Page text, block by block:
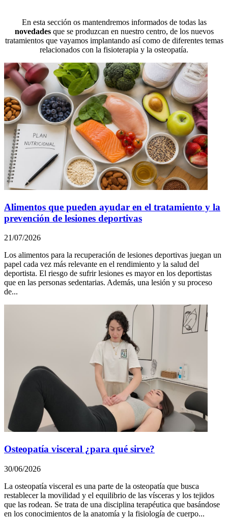
En esta sección os mantendremos informados de todas las
novedadesque se produzcan en nuestro centro, de los nuevos
tratamientos que vayamos implantando así como de diferentes temas
relacionados con la fisioterapia y la osteopatía.
Alimentos que pueden ayudar en el tratamiento y la
prevención de lesiones deportivas
21/07/2026
Los alimentos para la recuperación de lesiones deportivas juegan un
papel cada vez más relevante en el rendimiento y la salud del
deportista. El riesgo de sufrir lesiones es mayor en los deportistas
que en las personas sedentarias. Además, una lesión y su proceso
de...
Osteopatía visceral ¿para qué sirve?
30/06/2026
La osteopatía visceral es una parte de la osteopatía que busca
restablecer la movilidad y el equilibrio de las vísceras y los tejidos
que las rodean. Se trata de una disciplina terapéutica que basándose
en los conocimientos de la anatomía y la fisiología de cuerpo...